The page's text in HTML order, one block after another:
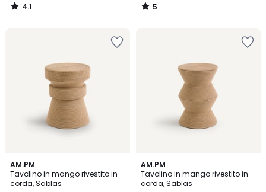
4.1
/
5
/
AM.PM
Tavolino in mango rivestito in
corda, Sablas
5
/
5
AM.PM
Tavolino in mango rivestito in
corda, Sablas
5
/
5